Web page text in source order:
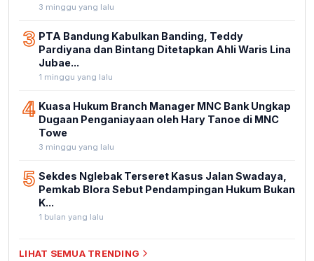
3 minggu yang lalu
3 PTA Bandung Kabulkan Banding, Teddy
Pardiyana dan Bintang Ditetapkan Ahli Waris Lina
Jubae...
1 minggu yang lalu
4 Kuasa Hukum Branch Manager MNC Bank Ungkap
Dugaan Penganiayaan oleh Hary Tanoe di MNC
Towe
3 minggu yang lalu
5 Sekdes Nglebak Terseret Kasus Jalan Swadaya,
Pemkab Blora Sebut Pendampingan Hukum Bukan
K...
1 bulan yang lalu
LIHAT SEMUA TRENDING